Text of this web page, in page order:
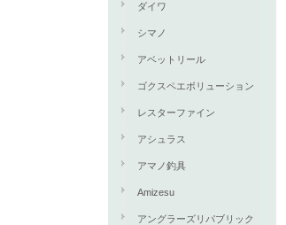
ダイワ
シマノ
アベットリール
ゴクスペエボリューション
レスターファイン
アシュラス
アマノ釣具
Amizesu
アングラーズリパブリック